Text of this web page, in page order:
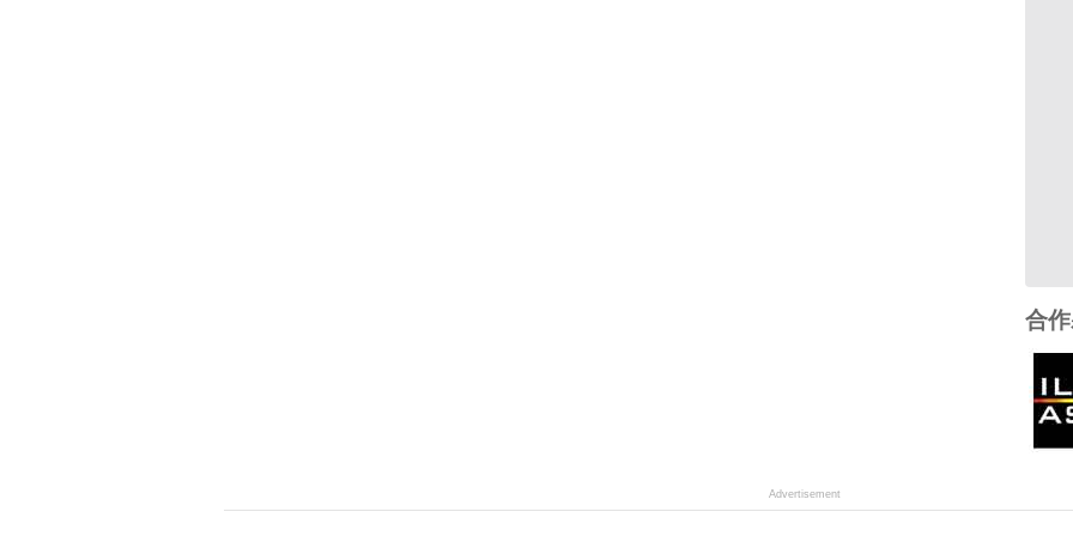
合
Advertisement